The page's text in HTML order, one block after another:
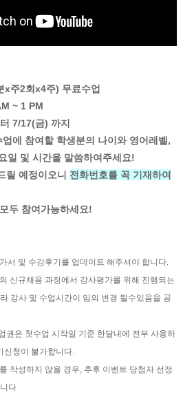
x주2회x4주) 무료수업
~ 1 PM
7/17(금) 까지
에 참여할 학생분의 나이와 영어레벨,
일 및 시간을 말씀하여주세요!
릴 예정이오니 전화번호를 꼭 기재하여
두 참여가능하세요!
서 및 수강후기를 업데이트 해주셔야 합니다.
신규채용 과정에서 강사평가를 위해 진행되는
강사 및 수업시간이 임의 변경 될수있음을 공
권은 첫수업 시작일 기준 한달내에 전부 사용하
신청이 불가합니다.
작성하지 않을 경우, 추후 이벤트 당첨자 선정
다